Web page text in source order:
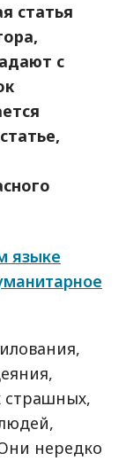
статья
с
языке
страшных,
нередко